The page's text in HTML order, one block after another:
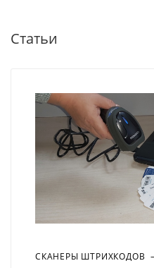
Статьи
СКАНЕРЫ ШТРИХКОДОВ